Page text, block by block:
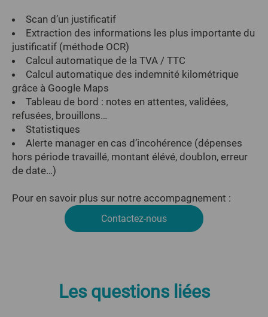
Scan d’un justificatif
Extraction des informations les plus importante du
justificatif (méthode OCR)
Calcul automatique de la TVA / TTC
Calcul automatique des indemnité kilométrique
grâce à Google Maps
Tableau de bord : notes en attentes, validées,
refusées, brouillons…
Statistiques
Alerte manager en cas d’incohérence (dépenses
hors période travaillé, montant élévé, doublon, erreur
de date…)
Pour en savoir plus sur notre accompagnement :
Contactez-nous
Les questions liées